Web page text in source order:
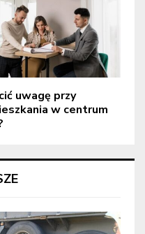
uwagę przy
w centrum